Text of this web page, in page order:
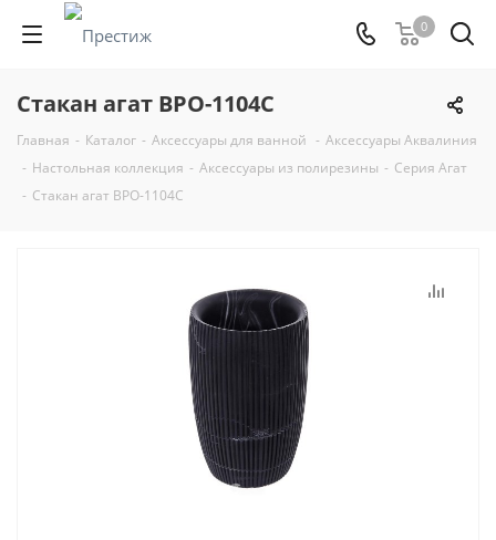
0
Стакан агат BPO-1104C
Главная - Каталог - Аксессуары для ванной - Аксессуары Аквалиния
- Настольная коллекция - Аксессуары из полирезины - Серия Агат
- Стакан агат BPO-1104C